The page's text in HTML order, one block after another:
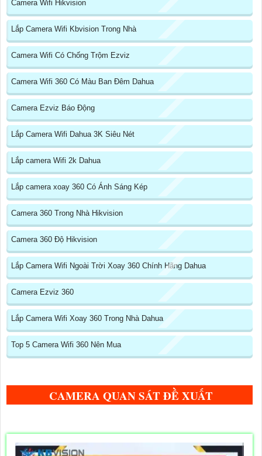
Camera Wifi Hikvision
Lắp Camera Wifi Kbvision Trong Nhà
Camera Wifi Có Chống Trộm Ezviz
Camera Wifi 360 Có Màu Ban Đêm Dahua
Camera Ezviz Báo Động
Lắp Camera Wifi Dahua 3K Siêu Nét
Lắp camera Wifi 2k Dahua
Lắp camera xoay 360 Có Ánh Sáng Kép
Camera 360 Trong Nhà Hikvision
Camera 360 Độ Hikvision
Lắp Camera Wifi Ngoài Trời Xoay 360 Chính Hãng Dahua
Camera Ezviz 360
Lắp Camera Wifi Xoay 360 Trong Nhà Dahua
Top 5 Camera Wifi 360 Nên Mua
CAMERA QUAN SÁT ĐỀ XUẤT